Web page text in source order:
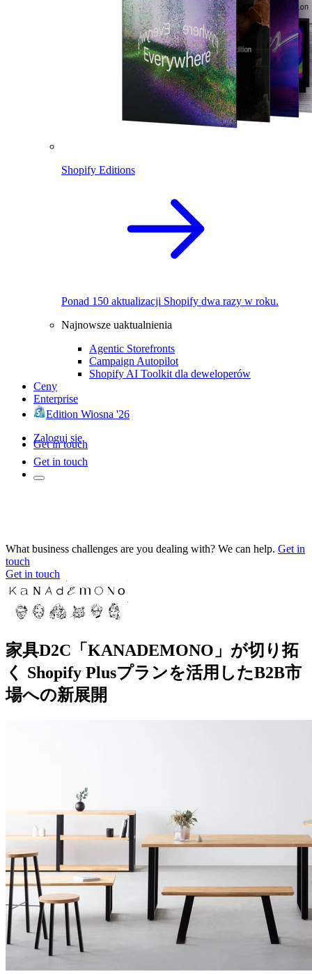
Shopify Editions
Ponad 150 aktualizacji Shopify dwa razy w roku.
Najnowsze uaktualnienia
Agentic Storefronts
Campaign Autopilot
Shopify AI Toolkit dla deweloperów
Ceny
Enterprise
Edition Wiosna '26
Zaloguj się
Get in touch
Get in touch
What business challenges are you dealing with? We can help. Get in
touch
Get in touch
家具D2C「KANADEMONO」が切り拓
く Shopify Plusプランを活用したB2B市
場への新展開